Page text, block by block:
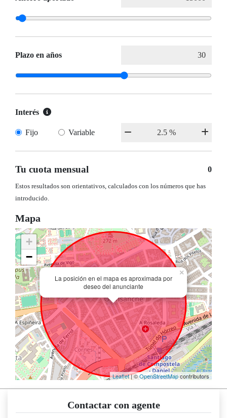
Plazo en años
Interés
Fijo Variable
Tu cuota mensual 0
Estos resultados son orientativos, calculados con los números que has
introducido.
Mapa
La posición en el mapa es aproximada por
deseo del anunciante
×
+
−
Leaflet| ©OpenStreetMapcontributors
Contactar con agente